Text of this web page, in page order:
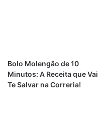
Bolo Molengão de 10
Minutos: A Receita que Vai
Te Salvar na Correria!